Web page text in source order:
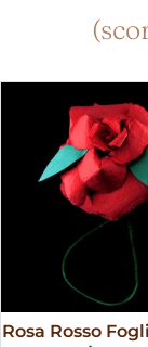
Rosa Rosso